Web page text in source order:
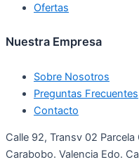
Ofertas
Nuestra Empresa
Sobre Nosotros
Preguntas Frecuentes
Contacto
Calle 92, Transv 02
Carabobo. Valencia Edo.